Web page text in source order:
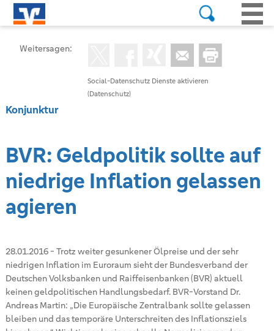
Social-Datenschutz Dienste aktivieren
(Datenschutz)
Weitersagen:
Konjunktur
BVR: Geldpolitik sollte auf
niedrige Inflation gelassen
agieren
28.01.2016- Trotz weiter gesunkener Ölpreise und der sehr
niedrigen Inflation im Euroraum sieht der Bundesverband der
Deutschen Volksbanken und Raiffeisenbanken (BVR) aktuell
keinen geldpolitischen Handlungsbedarf. BVR-Vorstand Dr.
Andreas Martin: „Die Europäische Zentralbank sollte gelassen
bleiben und das temporäre Unterschreiten des Inflationsziels